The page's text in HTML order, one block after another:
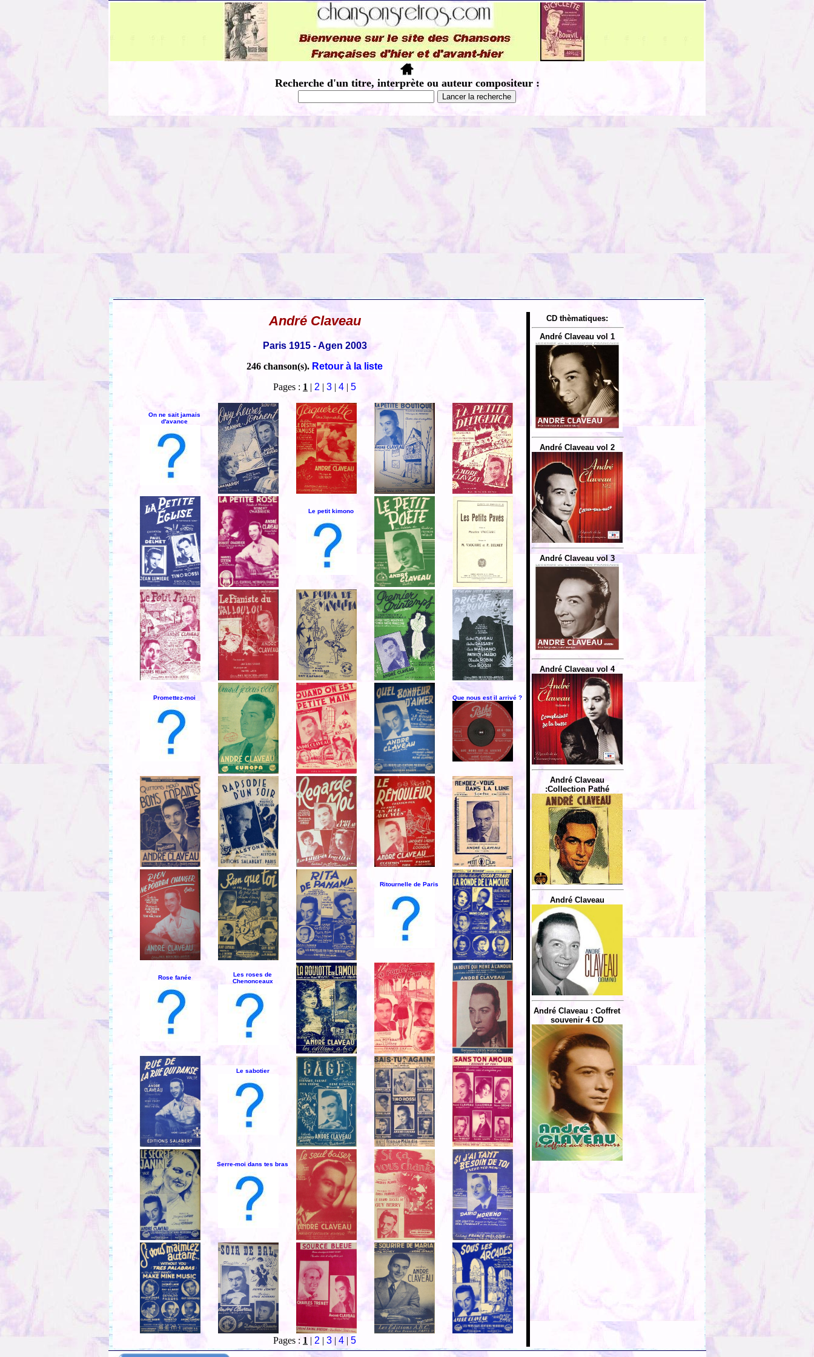
Recherche d'un titre, interprète ou auteur compositeur :
André Claveau
Paris 1915 - Agen 2003
246 chanson(s). Retour à la liste
Pages : 1 | 2 | 3 | 4 | 5
On ne sait jamais
d'avance
Le petit kimono
Promettez-moi Que nous est il arrivé ?
Ritournelle de Paris
Rose fanée
Les roses de
Chenonceaux
Le sabotier
Serre-moi dans tes bras
Pages : 1 | 2 | 3 | 4 | 5
CD thèmatiques:
André Claveau vol 1
André Claveau vol 2
André Claveau vol 3
André Claveau vol 4
André Claveau
:Collection Pathé
André Claveau
André Claveau : Coffret
souvenir 4 CD